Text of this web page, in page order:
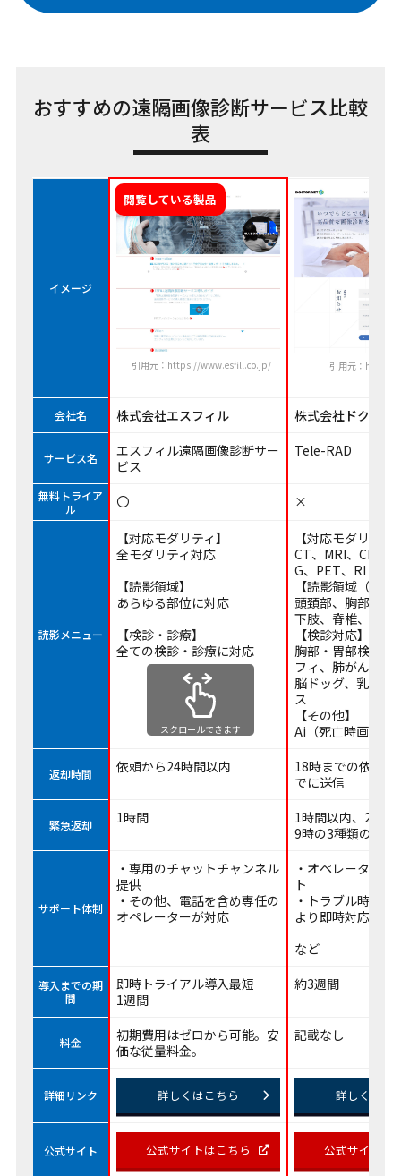
おすすめの遠隔画像診断サービス比較
表
イメージ
引用元：https://www.esfill.co.jp/ 引用元：
会社名 株式会社エスフィル 株式会社ドクター
サービス名
エスフィル遠隔画像診断サー
ビス
Tele-RAD
無料トライア
ル
〇 ×
読影メニュー
【対応モダリティ】
全モダリティ対応
【読影領域】
あらゆる部位に対応
【検診・診療】
全ての検診・診療に対応
【対応モダリティ
CT、MRI、CR、
G、PET、RI
【読影領域（CT/
頭頚部、胸部、腹
下肢、脊椎、心臓
【検診対応】
胸部・胃部検診、
フィ、肺がんCT
脳ドッグ、乳腺ト
ス
【その他】
Ai（死亡時画像診
返却時間 依頼から24時間以内
18時までの依頼で
でに送信
緊急返却 1時間
1時間以内、2時間
9時の3種類のオプ
サポート体制
・専用のチャットチャンネル
提供
・その他、電話を含め専任の
オペレーターが対応
・オペレーターに
ト
・トラブル時には
より即時対応
など
導入までの期
間
即時トライアル導入最短
1週間
約3週間
料金
初期費用はゼロから可能。安
価な従量料金。
記載なし
詳細リンク 詳しくはこちら 詳しくはこ
公式サイト 公式サイトはこちら 公式サイトは
スクロールできます